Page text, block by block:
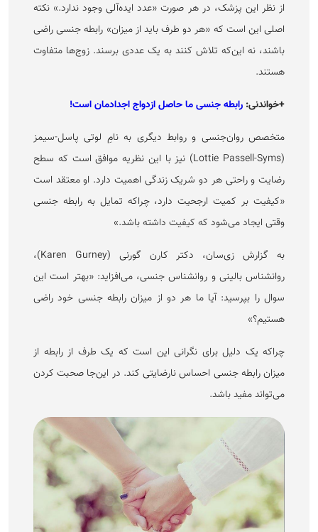
از نظر این پزشک، در هر صورت «عدد ایده‌آلی وجود ندارد.» نکته
اصلی این است که «هر دو طرف باید از میزان» رابطه جنسی راضی
باشند، نه این‌که تلاش کنند به یک عددی برسند. زوج‌ها متفاوت
هستند.
+خواندنی: رابطه جنسی ما حاصل ازدواج اجدادمان است!
متخصص روان‌جنسی و روابط دیگری به نامِ لوتی پاسل-سیمز
(Lottie Passell-Syms) نیز با این نظریه موافق است که سطح
رضایت و راحتی هر دو شریک زندگی اهمیت دارد. او معتقد است
«کیفیت بر کمیت ارجحیت دارد، چراکه تمایل به رابطه جنسی
وقتی ایجاد می‌شود که کیفیت داشته باشد.»
به گزارش زی‌سان، دکتر کارن گورنی (Karen Gurney)،
روانشناس بالینی و روانشناس جنسی، می‌افزاید: «بهتر است این
سوال را بپرسید: آیا ما هر دو از میزان رابطه جنسی خود راضی
هستیم؟»
چراکه یک دلیل برای نگرانی این است که یک طرف از رابطه از
میزان رابطه جنسی احساس نارضایتی کند. در این‌جا صحبت کردن
می‌تواند مفید باشد.